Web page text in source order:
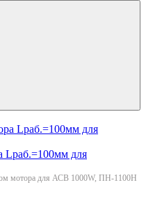
Lраб.=100мм для
мотора для АСВ 1000W, ПН-1100Н